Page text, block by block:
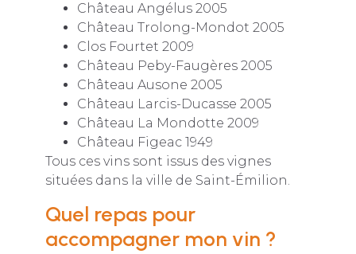
Château Angélus 2005
Château Trolong-Mondot 2005
Clos Fourtet 2009
Château Peby-Faugères 2005
Château Ausone 2005
Château Larcis-Ducasse 2005
Château La Mondotte 2009
Château Figeac 1949
Tous ces vins sont issus des vignes
situées dans la ville de Saint-Émilion.
Quel repas pour
accompagner mon vin ?